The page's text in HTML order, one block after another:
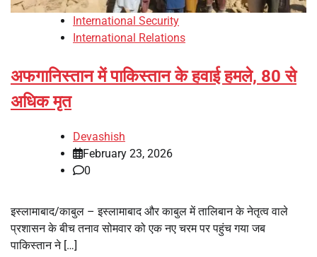
International Security
International Relations
अफगानिस्तान में पाकिस्तान के हवाई हमले, 80 से
अधिक मृत
Devashish
February 23, 2026
0
इस्लामाबाद/काबुल – इस्लामाबाद और काबुल में तालिबान के नेतृत्व वाले
प्रशासन के बीच तनाव सोमवार को एक नए चरम पर पहुंच गया जब
पाकिस्तान ने […]